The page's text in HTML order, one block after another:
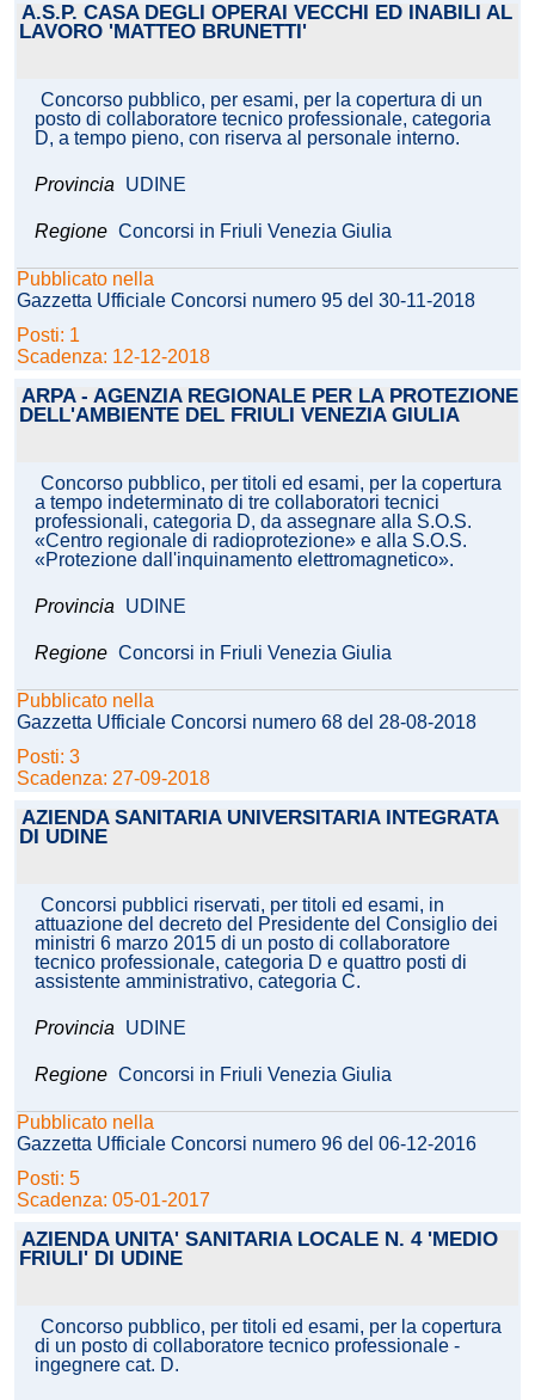
A.S.P. CASA DEGLI OPERAI VECCHI ED INABILI AL
LAVORO 'MATTEO BRUNETTI'
Concorso pubblico, per esami, per la copertura di un
posto di collaboratore tecnico professionale, categoria
D, a tempo pieno, con riserva al personale interno.
Provincia UDINE
Regione Concorsi in Friuli Venezia Giulia
Pubblicato nella
Gazzetta Ufficiale Concorsi numero 95 del 30-11-2018
Posti: 1
Scadenza: 12-12-2018
ARPA - AGENZIA REGIONALE PER LA PROTEZIONE
DELL'AMBIENTE DEL FRIULI VENEZIA GIULIA
Concorso pubblico, per titoli ed esami, per la copertura
a tempo indeterminato di tre collaboratori tecnici
professionali, categoria D, da assegnare alla S.O.S.
«Centro regionale di radioprotezione» e alla S.O.S.
«Protezione dall'inquinamento elettromagnetico».
Provincia UDINE
Regione Concorsi in Friuli Venezia Giulia
Pubblicato nella
Gazzetta Ufficiale Concorsi numero 68 del 28-08-2018
Posti: 3
Scadenza: 27-09-2018
AZIENDA SANITARIA UNIVERSITARIA INTEGRATA
DI UDINE
Concorsi pubblici riservati, per titoli ed esami, in
attuazione del decreto del Presidente del Consiglio dei
ministri 6 marzo 2015 di un posto di collaboratore
tecnico professionale, categoria D e quattro posti di
assistente amministrativo, categoria C.
Provincia UDINE
Regione Concorsi in Friuli Venezia Giulia
Pubblicato nella
Gazzetta Ufficiale Concorsi numero 96 del 06-12-2016
Posti: 5
Scadenza: 05-01-2017
AZIENDA UNITA' SANITARIA LOCALE N. 4 'MEDIO
FRIULI' DI UDINE
Concorso pubblico, per titoli ed esami, per la copertura
di un posto di collaboratore tecnico professionale -
ingegnere cat. D.